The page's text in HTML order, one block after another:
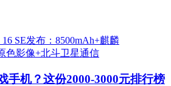
手机？这份2000-3000元排行榜